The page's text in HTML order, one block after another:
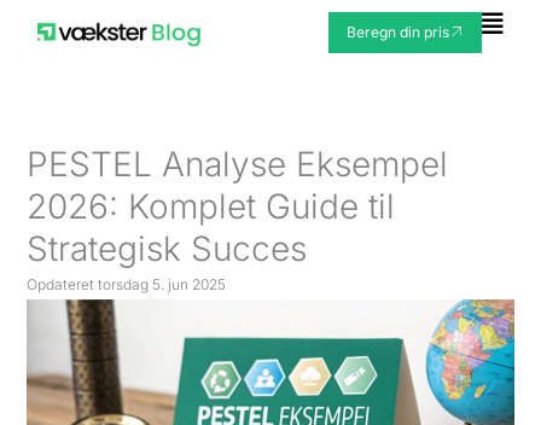
Beregn din pris
PESTEL Analyse Eksempel
2026: Komplet Guide til
Strategisk Succes
Opdateret torsdag 5. jun 2025